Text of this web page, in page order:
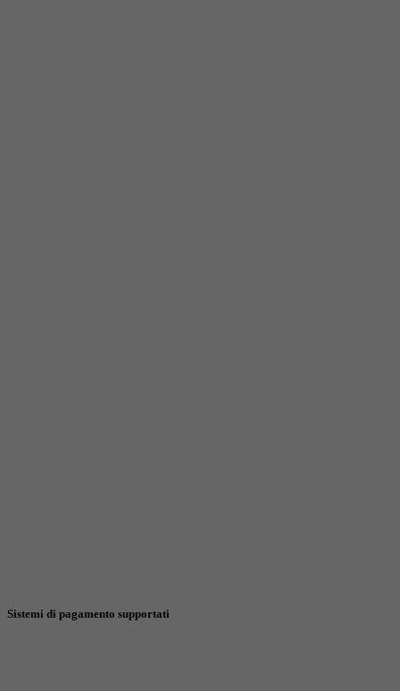
Sistemi di pagamento supportati